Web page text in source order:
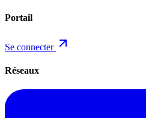
Portail
Se connecter
Réseaux